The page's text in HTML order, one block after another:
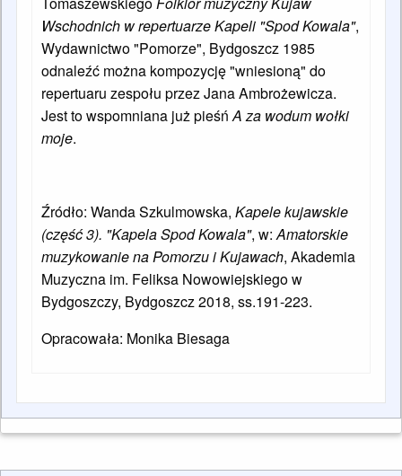
Wschodnich w repertuarze Kapeli "Spod Kowala",
Wydawnictwo "Pomorze", Bydgoszcz 1985
odnaleźć można kompozycję "wniesioną" do
repertuaru zespołu przez Jana Ambrożewicza.
Jest to wspomniana już pieśńA za wodum wołki
moje.
Źródło: Wanda Szkulmowska, Kapele kujawskie
(część 3). "Kapela Spod Kowala", w:Amatorskie
muzykowanie na Pomorzu i Kujawach, Akademia
Muzyczna im. Feliksa Nowowiejskiego w
Bydgoszczy, Bydgoszcz 2018, ss.191-223.
Opracowała: Monika Biesaga